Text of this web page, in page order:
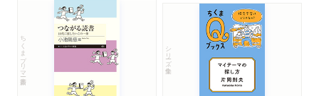
ちくまプリマー新書 シリーズ・全集